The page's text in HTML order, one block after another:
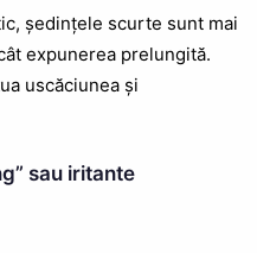
ședințele scurte sunt mai
expunerea prelungită.
uscăciunea și
sau iritante